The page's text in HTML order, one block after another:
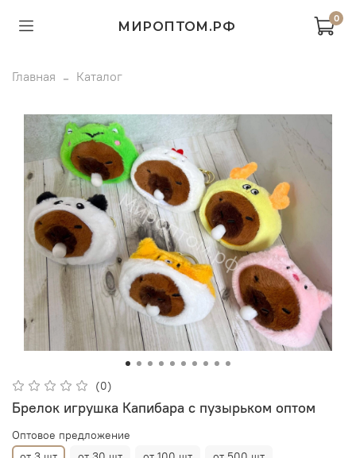
МИРОПТОМ.РФ
0
Главная Каталог
(0)
Брелок игрушка Капибара с пузырьком оптом
Оптовое предложение